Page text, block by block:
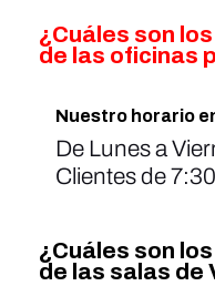
¿Cuáles son
de las oficinas
¿Cuáles son
de las salas de
Nuestro horario
De Lunes a
Clientes de